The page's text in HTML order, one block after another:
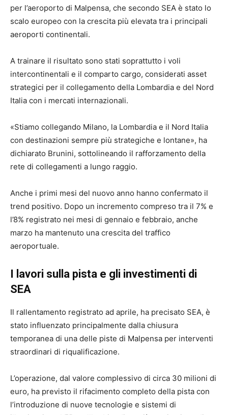
per l’aeroporto di Malpensa, che secondo SEA è stato lo
scalo europeo con la crescita più elevata tra i principali
aeroporti continentali.
A trainare il risultato sono stati soprattutto i voli
intercontinentali e il comparto cargo, considerati asset
strategici per il collegamento della Lombardia e del Nord
Italia con i mercati internazionali.
«Stiamo collegando Milano, la Lombardia e il Nord Italia
con destinazioni sempre più strategiche e lontane», ha
dichiarato Brunini, sottolineando il rafforzamento della
rete di collegamenti a lungo raggio.
Anche i primi mesi del nuovo anno hanno confermato il
trend positivo. Dopo un incremento compreso tra il 7% e
l’8% registrato nei mesi di gennaio e febbraio, anche
marzo ha mantenuto una crescita del traffico
aeroportuale.
I lavori sulla pista e gli investimenti di
SEA
Il rallentamento registrato ad aprile, ha precisato SEA, è
stato influenzato principalmente dalla chiusura
temporanea di una delle piste di Malpensa per interventi
straordinari di riqualificazione.
L’operazione, dal valore complessivo di circa 30 milioni di
euro, ha previsto il rifacimento completo della pista con
l’introduzione di nuove tecnologie e sistemi di